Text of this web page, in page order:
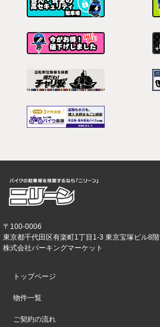
〒100-0006
東京都千代田区有楽町1丁目1-3 東京宝塚ビル8階
株式会社パーキングマーケット
トップページ
物件一覧
ご契約の流れ